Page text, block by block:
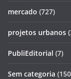
mercado (727)
projetos urbanos
PubliEditorial (7)
Sem categoria